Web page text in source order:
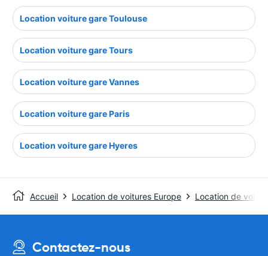
Location voiture gare Toulouse
Location voiture gare Tours
Location voiture gare Vannes
Location voiture gare Paris
Location voiture gare Hyeres
Accueil Location de voitures Europe Location de
Contactez-nous